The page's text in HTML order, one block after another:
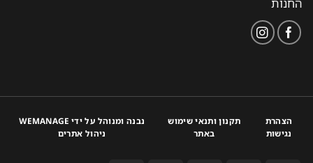
החנות
הצהרת
נגישות
תקנון ותנאי שימוש
באתר
נבנה ומנוהל על ידי WEMANAGE
ניהול אתרים